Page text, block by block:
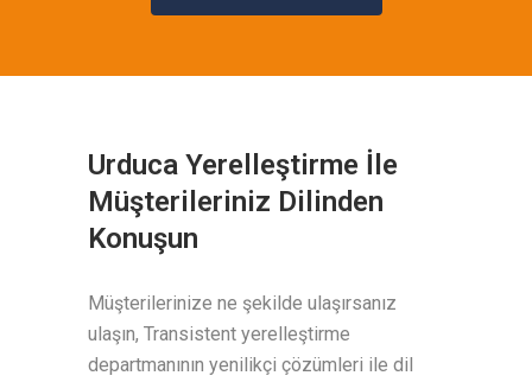
Urduca Yerelleştirme İle
Müşterileriniz Dilinden
Konuşun
Müşterilerinize ne şekilde ulaşırsanız
ulaşın, Transistent yerelleştirme
departmanının yenilikçi çözümleri ile dil